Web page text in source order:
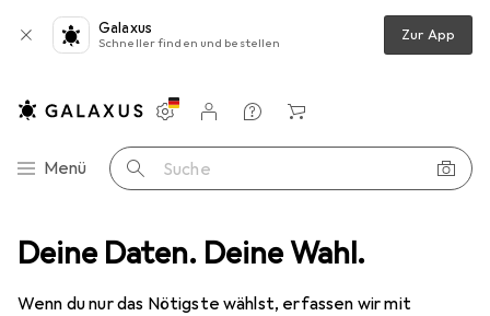
Deine Daten. Deine Wahl.
Wenn du nur das Nötigste wählst, erfassen wir mit
Galaxus
Schneller finden und bestellen Zur App
Navigation nach Kategorien
Menü Suche
Einstellungen
Kundenkonto
Vergleichslisten
Merklisten
Warenkorb
Supra